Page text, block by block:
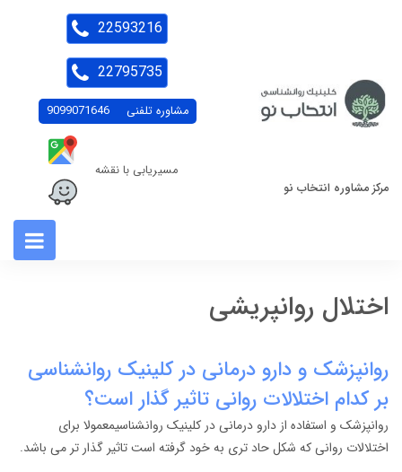
مرکز مشاوره انتخاب نو
مشاوره تلفنی 9099071646
مسیریابی با نقشه
22593216
22795735
اختلال روانپریشی
روانپزشک و دارو درمانی در کلینیک روانشناسی
بر کدام اختلالات روانی تاثیر گذار است؟
روانپزشک و استفاده از دارو درمانی در کلینیک روانشناسیمعمولا برای
اختلالات روانی که شکل حاد تری به خود گرفته است تاثیر گذار تر می باشد.